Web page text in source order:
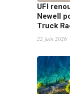
UFI
Newell
Truck
22 juin 2026